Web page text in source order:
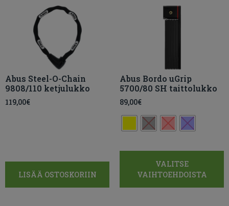
Abus Steel-O-Chain
9808/110 ketjulukko
119,00€
LISÄÄ OSTOSKORIIN
Abus Bordo uGrip
5700/80 SH taittolukko
89,00€
VALITSE
VAIHTOEHDOISTA